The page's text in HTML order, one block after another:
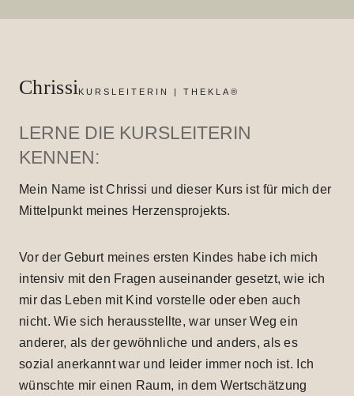
Chrissi KURSLEITERIN | THEKLA®
LERNE DIE KURSLEITERIN
KENNEN:
Mein Name ist Chrissi und dieser Kurs ist für mich der
Mittelpunkt meines Herzensprojekts.
Vor der Geburt meines ersten Kindes habe ich mich
intensiv mit den Fragen auseinander gesetzt, wie ich
mir das Leben mit Kind vorstelle oder eben auch
nicht. Wie sich herausstellte, war unser Weg ein
anderer, als der gewöhnliche und anders, als es
sozial anerkannt war und leider immer noch ist. Ich
wünschte mir einen Raum, in dem Wertschätzung